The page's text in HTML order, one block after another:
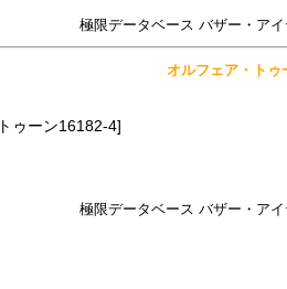
極限データベース バザー・ア
オルフェア・トゥ
ゥーン16182-4]
極限データベース バザー・ア